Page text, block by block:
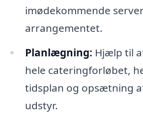
imødekommende
arrangementet.
Planlægning: Hjælp til
hele cateringforløbet,
tidsplan og opsætning
udstyr.